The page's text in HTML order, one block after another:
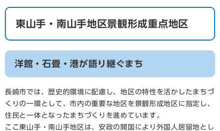
東山手・南山手地区景観形成重点地区
洋館・石畳・港が語り継ぐまち
長崎市では、歴史的環境に配慮し、地区の特性を活かしたまちづ
くりの一環として、市内の重要な地区を景観形成地区に指定し、
住民と一体となったまちづくりを進めています。
ここ東山手・南山手地区は、安政の開国により外国人居留地とし